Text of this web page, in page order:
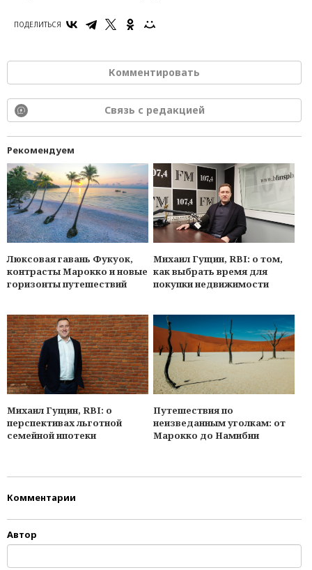
ПОДЕЛИТЬСЯ
Комментировать
Связь с редакцией
Рекомендуем
Люксовая гавань Фукуок,
контрасты Марокко и новые
горизонты путешествий
Михаил Гущин, RBI: о том,
как выбрать время для
покупки недвижимости
Михаил Гущин, RBI: о
перспективах льготной
семейной ипотеки
Путешествия по
неизведанным уголкам: от
Марокко до Намибии
Комментарии
Автор